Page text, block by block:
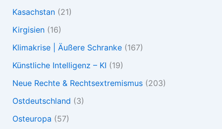
Kasachstan(21)
Kirgisien(16)
Klimakrise | Äußere Schranke(167)
Künstliche Intelligenz – KI (19)
Neue Rechte & Rechtsextremismus(203)
Ostdeutschland (3)
Osteuropa (57)